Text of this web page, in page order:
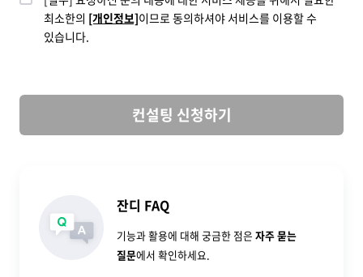
최소한의 [개인정보]이므로 동의하셔야 서비스를 이용할 수
있습니다.
컨설팅 신청하기
잔디 FAQ
기능과 활용에 대해 궁금한 점은 자주 묻는
질문에서 확인하세요.